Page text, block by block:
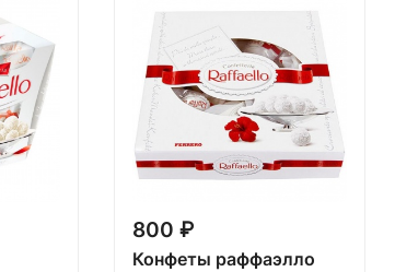
800 ₽
Конфеты раффаэлло